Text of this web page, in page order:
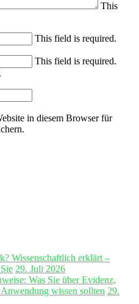
This
This field is required.
This field is required.
in diesem Browser für
Wissenschaftlich erklärt –
29. Juli 2026
Was Sie über Evidenz,
wissen sollten 29.